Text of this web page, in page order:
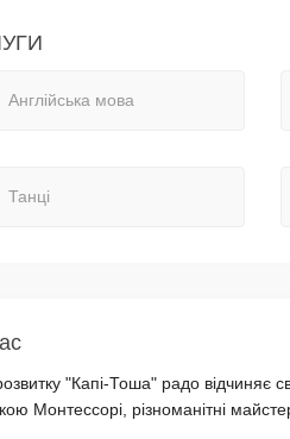
Англійська мова
Танці
"Капі-Тоша" радо відчиняє
Монтессорі, різноманітні